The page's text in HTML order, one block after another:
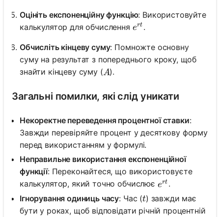
Оцініть експоненційну функцію: Використовуйте
калькулятор для обчислення e^{rt}
ert .
Обчисліть кінцеву суму: Помножте основну
суму на результат з попереднього кроку, щоб
знайти кінцеву суму (A
A).
Загальні помилки, які слід уникати
Некоректне переведення процентної ставки:
Завжди перевіряйте процент у десяткову форму
перед використанням у формулі.
Неправильне використання експоненційної
функції: Переконайтеся, що використовуєте
калькулятор, який точно обчислює e^{rt}
ert .
Ігнорування одиниць часу: Час (t
t) завжди має
бути у роках, щоб відповідати річній процентній